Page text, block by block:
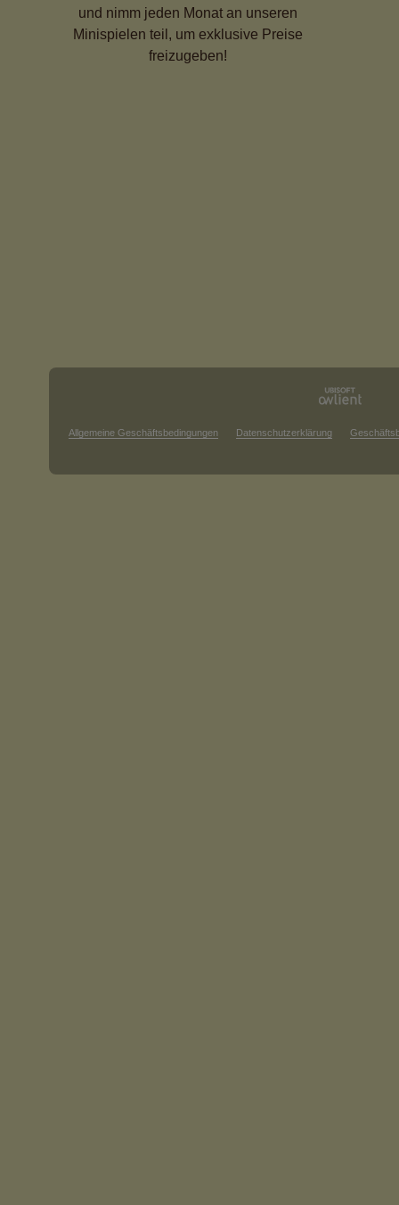
und nimm jeden Monat an unseren
Minispielen teil, um exklusive Preise
freizugeben!
Allgemeine Geschäftsbedingungen Datenschutzerklärung